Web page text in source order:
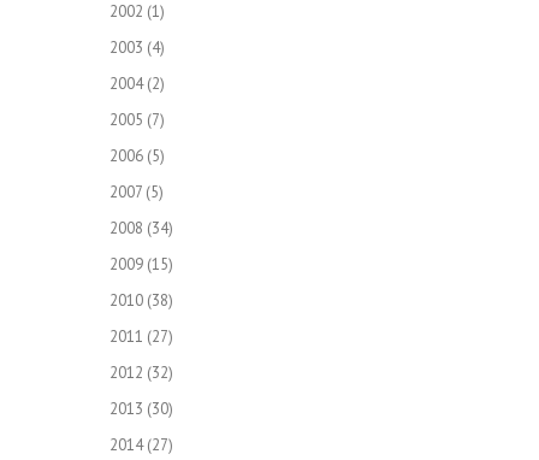
2002 (1)
2003 (4)
2004(2)
2005 (7)
2006 (5)
2007 (5)
2008 (34)
2009 (15)
2010 (38)
2011 (27)
2012 (32)
2013 (30)
2014(27)